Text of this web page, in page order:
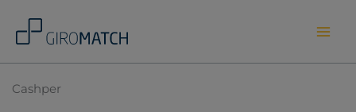
content
Cashper